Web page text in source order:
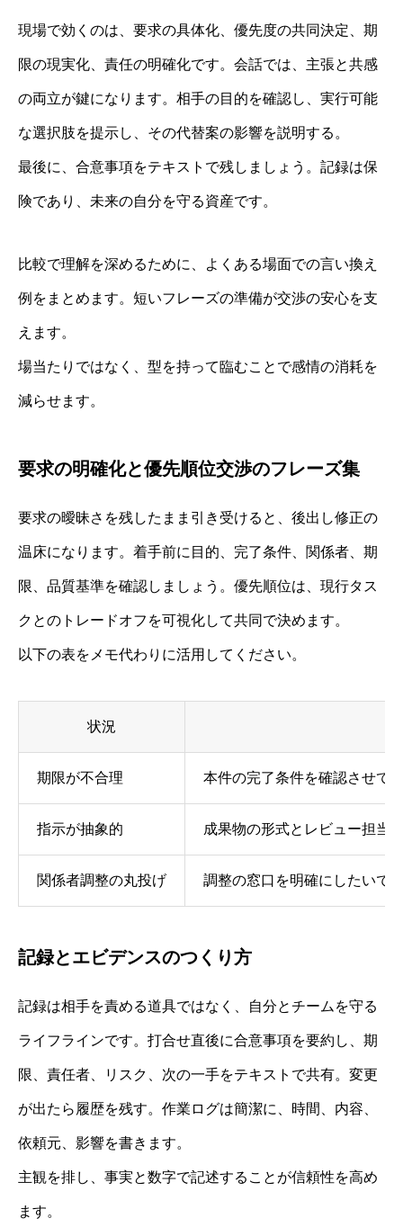
現場で効くのは、要求の具体化、優先度の共同決定、期
限の現実化、責任の明確化です。会話では、主張と共感
の両立が鍵になります。相手の目的を確認し、実行可能
な選択肢を提示し、その代替案の影響を説明する。
最後に、合意事項をテキストで残しましょう。記録は保
険であり、未来の自分を守る資産です。
比較で理解を深めるために、よくある場面での言い換え
例をまとめます。短いフレーズの準備が交渉の安心を支
えます。
場当たりではなく、型を持って臨むことで感情の消耗を
減らせます。
要求の明確化と優先順位交渉のフレーズ集
要求の曖昧さを残したまま引き受けると、後出し修正の
温床になります。着手前に目的、完了条件、関係者、期
限、品質基準を確認しましょう。優先順位は、現行タス
クとのトレードオフを可視化して共同で決めます。
以下の表をメモ代わりに活用してください。
状況
期限が不合理 本件の完了条件を確認させて
指示が抽象的 成果物の形式とレビュー担当
関係者調整の丸投げ 調整の窓口を明確にしたいで
記録とエビデンスのつくり方
記録は相手を責める道具ではなく、自分とチームを守る
ライフラインです。打合せ直後に合意事項を要約し、期
限、責任者、リスク、次の一手をテキストで共有。変更
が出たら履歴を残す。作業ログは簡潔に、時間、内容、
依頼元、影響を書きます。
主観を排し、事実と数字で記述することが信頼性を高め
ます。